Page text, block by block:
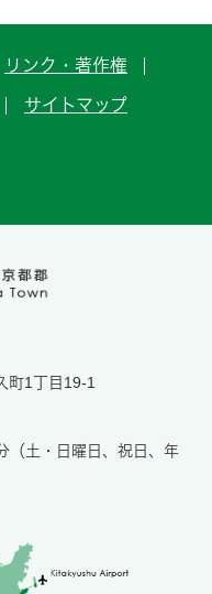
リンク・著作権
サイトマップ
1丁目19-1
（土・日曜日、祝日、年